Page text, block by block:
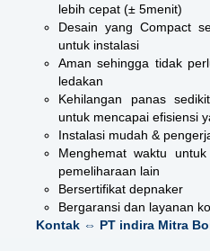
lebih cepat (± 5menit)
Desain yang Compact
untuk instalasi
Aman sehingga tidak
ledakan
Kehilangan panas
untuk mencapai efisiensi
Instalasi mudah &
Menghemat waktu
pemeliharaan lain
Bersertifikat depnaker
Bergaransi dan layanan
Kontak ⇔ PT indira Mitra